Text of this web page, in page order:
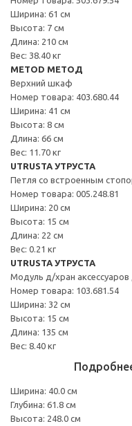
Ширина: 61 см
Высота: 7 см
Длина: 210 см
Вес: 38.40 кг
METOD МЕТОД
Верхний шкаф
Номер товара: 403.680.44
Ширина: 41 см
Высота: 8 см
Длина: 66 см
Вес: 11.70 кг
UTRUSTA УТРУСТА
Петля со встроенным
Номер товара: 005.248.81
Ширина: 20 см
Высота: 15 см
Длина: 22 см
Вес: 0.21 кг
UTRUSTA УТРУСТА
Модуль д/хран
Номер товара: 103.681.54
Ширина: 32 см
Высота: 15 см
Длина: 135 см
Вес: 8.40 кг
Ширина: 40.0 см
Глубина: 61.8 см
Высота: 248.0 см